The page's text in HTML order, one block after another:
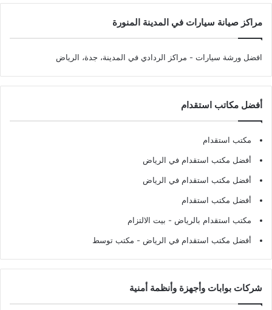
مراكز صيانة سيارات في المدينة المنورة
افضل ورشة سيارات - مراكز الردادي في المدينة، جدة، الرياض
أفضل مكاتب استقدام
مكتب استقدام
أفضل مكتب استقدام في الرياض
أفضل مكتب استقدام في الرياض
أفضل مكتب استقدام
مكتب استقدام بالرياض - بيت الالتزام
أفضل مكتب استقدام في الرياض - مكتب توسط
شركات بوابات وأجهزة وأنظمة أمنية